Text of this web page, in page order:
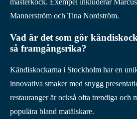
mästerkock. Exempel inkluderar
Mannerström och Tina Nordström.
Vad är det som gör
så framgångsrika?
Kändiskockarna i Stockholm har en
innovativa smaker med snygg
restauranger är också ofta trendiga och
populära bland matälskare.